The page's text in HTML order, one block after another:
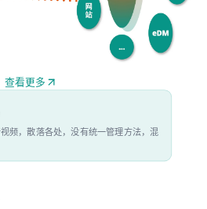
查看更多
频，散落各处，没有统一管理方法，混